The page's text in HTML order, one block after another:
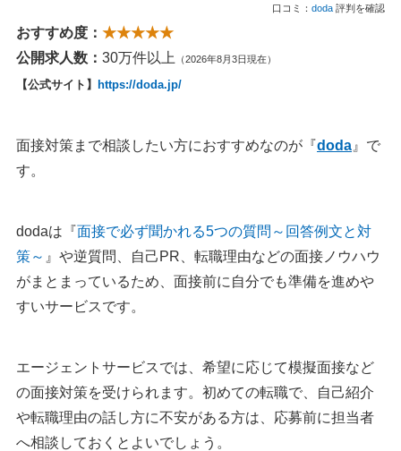
口コミ： doda 評判を確認
おすすめ度： ★★★★★
公開求人数： 30万件以上 （2026年8月3日現在）
【公式サイト】 https://doda.jp/
面接対策まで相談したい方におすすめなのが『doda 』で
す。
dodaは『面接で必ず聞かれる5つの質問～回答例文と対
策～ 』や逆質問、自己PR、転職理由などの面接ノウハウ
がまとまっているため、面接前に自分でも準備を進めや
すいサービスです。
エージェントサービスでは、希望に応じて模擬面接など
の面接対策を受けられます。初めての転職で、自己紹介
や転職理由の話し方に不安がある方は、応募前に担当者
へ相談しておくとよいでしょう。